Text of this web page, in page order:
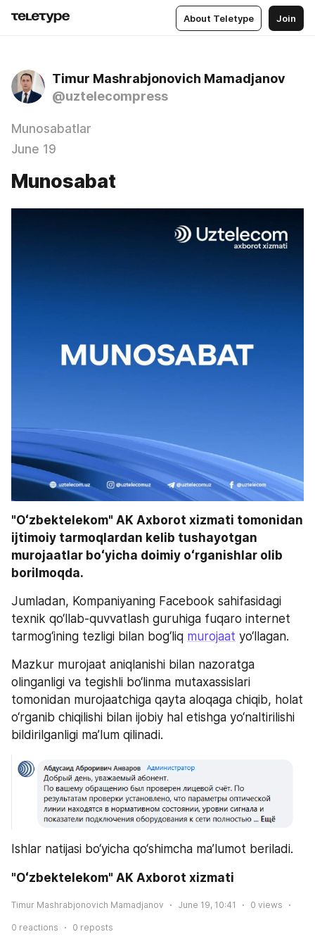
About Teletype Join
Timur Mashrabjonovich Mamadjanov
@uztelecompress
Munosabatlar
June 19
Munosabat
"Oʻzbektelekom" AK Axborot xizmati tomonidan
ijtimoiy tarmoqlardan kelib tushayotgan
murojaatlar boʻyicha doimiy oʻrganishlar olib
borilmoqda.
Jumladan, Kompaniyaning Facebook sahifasidagi
texnik qo‘llab-quvvatlash guruhiga fuqaro internet
tarmog‘ining tezligi bilan bog‘liq murojaat yo‘llagan.
Mazkur murojaat aniqlanishi bilan nazoratga
olinganligi va tegishli bo‘linma mutaxassislari
tomonidan murojaatchiga qayta aloqaga chiqib, holat
o‘rganib chiqilishi bilan ijobiy hal etishga yo‘naltirilishi
bildirilganligi ma’lum qilinadi.
Ishlar natijasi bo‘yicha qo‘shimcha ma’lumot beriladi.
"Oʻzbektelekom" AK Axborot xizmati
Timur Mashrabjonovich Mamadjanov June 19, 10:41 0 views
0 reactions 0 reposts